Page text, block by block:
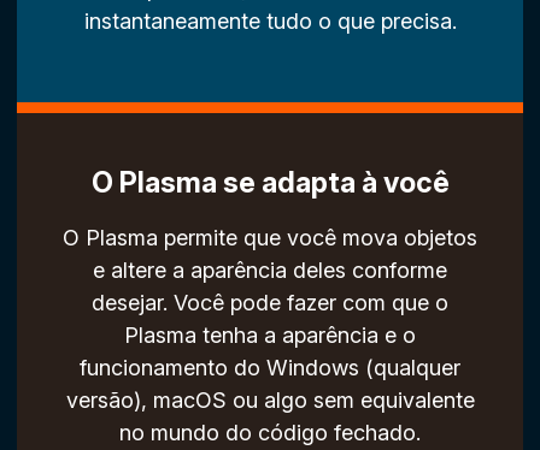
instantaneamente tudo o que precisa.
O Plasma se adapta à você
O Plasma permite que você mova objetos
e altere a aparência deles conforme
desejar. Você pode fazer com que o
Plasma tenha a aparência e o
funcionamento do Windows (qualquer
versão), macOS ou algo sem equivalente
no mundo do código fechado.